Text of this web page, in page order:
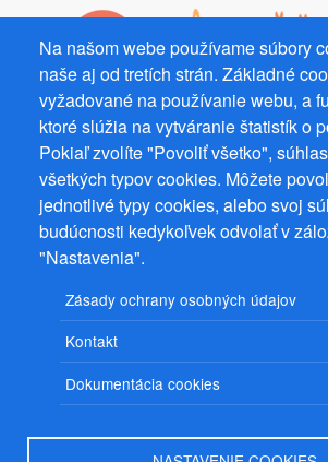
Na našom webe používame súbory
naše aj od tretích strán. Základné
vyžadované na používanie webu, a
ktoré slúžia na vytváranie štatistík o
Pokiaľ zvolíte "Povoliť všetko",
všetkých typov cookies. Môžete
jednotlivé typy cookies, alebo svoj
budúcnosti kedykoľvek odvolať v
"Nastavenia".
Zásady ochrany osobných údajov
Kontakt
Dokumentácia cookies
Prevádzkovateľ: Mgr. Bc. Žaneta Radimecká,
22 Ostrov, IČ 08993033, DIČ
© 2026PuzzleWebs